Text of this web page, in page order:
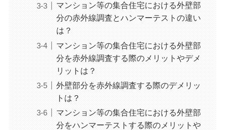
マンション等の集合住宅における外壁部
分の赤外線調査とハンマーテストの違い
は？
マンション等の集合住宅における外壁部
分を赤外線調査する際のメリットやデメ
リットは？
外壁部分を赤外線調査する際のデメリッ
トは？
マンション等の集合住宅における外壁部
分をハンマーテストする際のメリットや